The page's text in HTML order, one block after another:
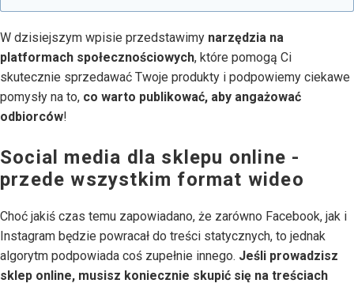
W dzisiejszym wpisie przedstawimy narzędzia na
platformach społecznościowych, które pomogą Ci
skutecznie sprzedawać Twoje produkty i podpowiemy ciekawe
pomysły na to, co warto publikować, aby angażować
odbiorców!
Social media dla sklepu online -
przede wszystkim format wideo
Choć jakiś czas temu zapowiadano, że zarówno Facebook, jak i
Instagram będzie powracał do treści statycznych, to jednak
algorytm podpowiada coś zupełnie innego. Jeśli prowadzisz
sklep online, musisz koniecznie skupić się na treściach